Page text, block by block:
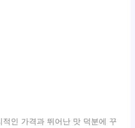
적인 가격과 뛰어난 맛 덕분에 꾸